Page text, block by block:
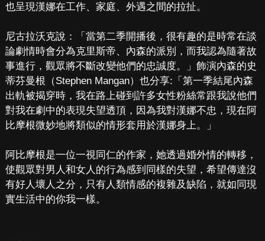
也呈現漢娜在工作、家庭、外遇之間的拉扯。
尼古拉沃克說：「當第二季開播後，很有趣的是時常在談
論劇情時會分為克里斯帝、內森的派別，而我認為隨著故
事進行，觀眾將不斷改變他們的忠誠度。」飾演內森的史
蒂芬曼根（Stephen Mangan）也分享:「第一季結尾內森
出軌被揭穿時，我在路上碰到許多女性粉絲常跟我說他們
對我在劇中的表現失望透頂，因為我對漢娜不忠，現在阿
比摩根微妙地將類似的情形套用於漢娜身上。」
阿比摩根是一位一視同仁的作家，她透過婚外情的轉移，
使觀眾對男人和女人的行為感到同樣的失望，希望傳達沒
有好人壞人之分，只有人類情感的複雜及缺陷，就如同現
實生活中的你我一樣。